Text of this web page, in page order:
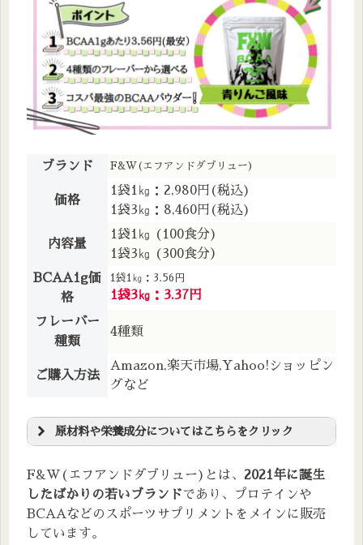
ブランド F&W(エフアンドダブリュー)
価格
1袋1㎏：2,980円(税込)
1袋3㎏：8,460円(税込)
内容量
1袋1㎏ (100食分)
1袋3㎏ (300食分）
BCAA1g価
格
1袋1㎏：3.56円
1袋3㎏：3.37円
フレーバー
種類
4種類
ご購入方法
Amazon,楽天市場,Yahoo!ショッピン
グなど
原材料や栄養成分についてはこちらをクリック
L-ロイシン、L-バリン、L-イソロイシン、クエン酸、甘
味料(アスパルテーム・L-フェニルアラニン化合物・アセ
スルファムK・スクラロース)、ヒマワリレシチン、香料、
クチナシ黄色素
F&W(エフアンドダブリュー)とは、 2021年に誕生
したばかりの若いブランドであり、プロテインや
BCAAなどのスポーツサプリメントをメインに販売
しています。